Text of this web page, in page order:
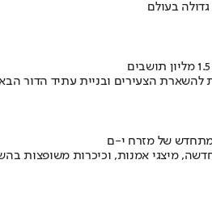
בעולם
להשארת הצעירים ובניית עתיד הדור
של מזרח י-ם